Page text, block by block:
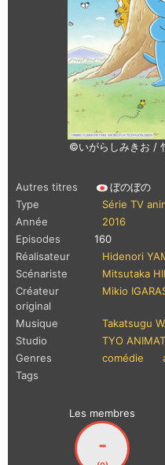
©いがらしみきお /
Autres titres
ぼのぼの
Type
Série TV
Année
2016
Episodes
160
Réalisateur
Hidenori
Scénariste
Mitsutaka
Créateur
original
Mikio
Musique
Takatsugu
Studio
TYO
Genres
comédie
Tags
Les membres
-